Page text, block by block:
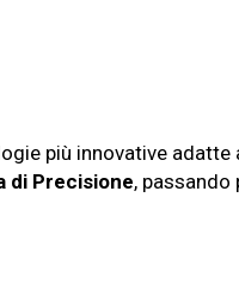
più innovative
di Precisione, passando